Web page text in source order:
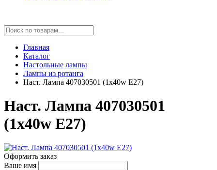
Главная
Каталог
Настольные лампы
Лампы из ротанга
Наст. Лампа 407030501 (1x40w E27)
Наст. Лампа 407030501
(1x40w E27)
Оформить заказ
Ваше имя